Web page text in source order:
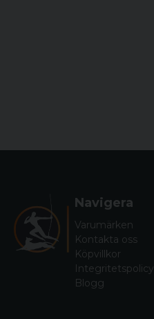
Navigera
Varumärken
Kontakta oss
Köpvillkor
Integritetspolicy
Blogg